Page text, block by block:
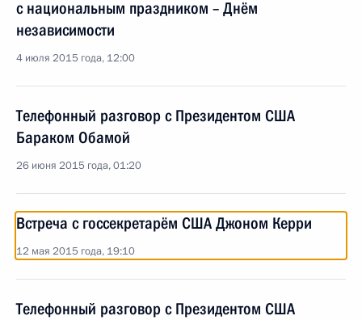
с национальным праздником – Днём
независимости
4 июля 2015 года, 12:00
Телефонный разговор с Президентом США
Бараком Обамой
26 июня 2015 года, 01:20
Встреча с госсекретарём США Джоном Керри
12 мая 2015 года, 19:10
Телефонный разговор с Президентом США